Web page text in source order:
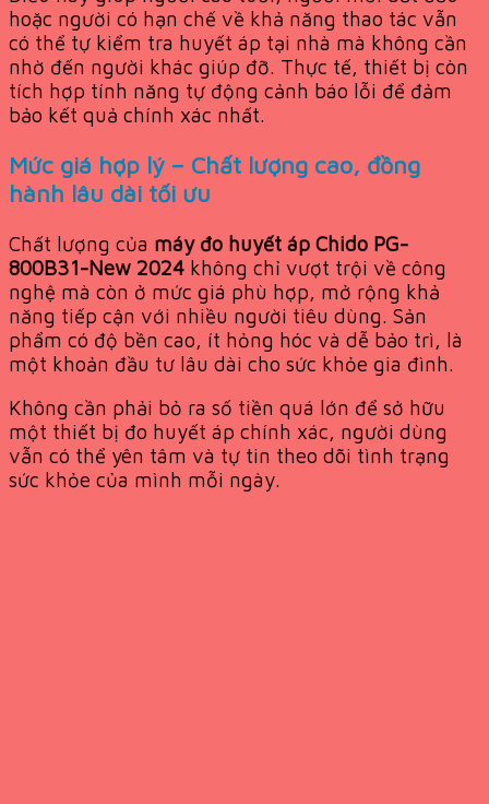
hoặc người có hạn chế về khả năng thao tác vẫn
có thể tự kiểm tra huyết áp tại nhà mà không cần
nhờ đến người khác giúp đỡ. Thực tế, thiết bị còn
tích hợp tính năng tự động cảnh báo lỗi để đảm
bảo kết quả chính xác nhất.
Mức giá hợp lý – Chất lượng cao, đồng
hành lâu dài tối ưu
Chất lượng của máy đo huyết áp Chido PG-
800B31-New 2024 không chỉ vượt trội về công
nghệ mà còn ở mức giá phù hợp, mở rộng khả
năng tiếp cận với nhiều người tiêu dùng. Sản
phẩm có độ bền cao, ít hỏng hóc và dễ bảo trì, là
một khoản đầu tư lâu dài cho sức khỏe gia đình.
Không cần phải bỏ ra số tiền quá lớn để sở hữu
một thiết bị đo huyết áp chính xác, người dùng
vẫn có thể yên tâm và tự tin theo dõi tình trạng
sức khỏe của mình mỗi ngày.